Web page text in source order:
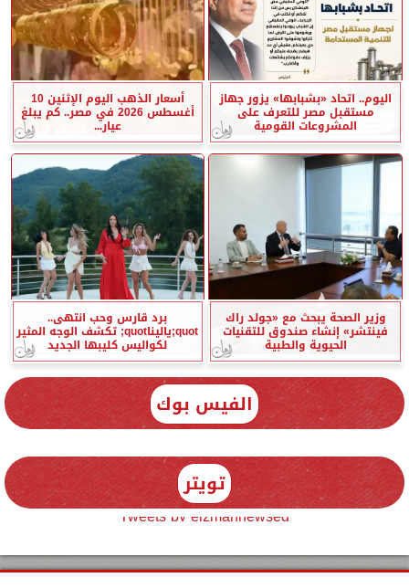
اليوم.. اتحاد «بشبابها» يزور جهاز
مستقبل مصر للتعرف على
المشروعات القومية
أسعار الذهب اليوم الإثنين 10
أغسطس 2026 في مصر.. كم يبلغ
عيار...
وزير الصحة يبحث مع «جولد راك
فينتشر» إنشاء صندوق للتقنيات
الحيوية والطبية
برد قارس وحب انتهى..
quot;ياليناquot; تكشف الوجه المثير
لكواليس كليبها الجديد
الفيس بوك
تويتر
Tweets by elzmannewseg